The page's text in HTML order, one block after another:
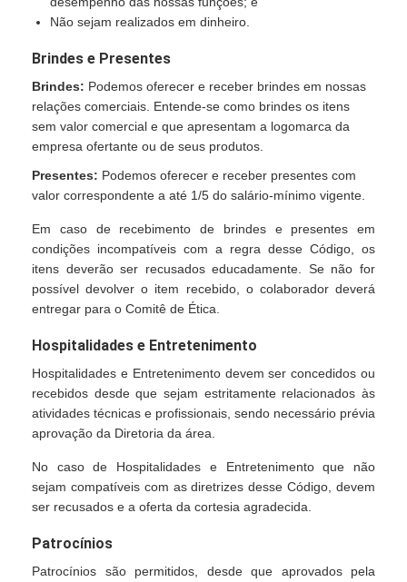
Não sejam realizados em dinheiro.
Brindes e Presentes
Brindes: Podemos oferecer e receber brindes em nossas
relações comerciais. Entende-se como brindes os itens
sem valor comercial e que apresentam a logomarca da
empresa ofertante ou de seus produtos.
Presentes: Podemos oferecer e receber presentes com
valor correspondente a até 1/5 do salário-mínimo vigente.
Em caso de recebimento de brindes e presentes em
condições incompatíveis com a regra desse Código, os
itens deverão ser recusados educadamente. Se não for
possível devolver o item recebido, o colaborador deverá
entregar para o Comitê de Ética.
Hospitalidades e Entretenimento
Hospitalidades e Entretenimento devem ser concedidos ou
recebidos desde que sejam estritamente relacionados às
atividades técnicas e profissionais, sendo necessário prévia
aprovação da Diretoria da área.
No caso de Hospitalidades e Entretenimento que não
sejam compatíveis com as diretrizes desse Código, devem
ser recusados e a oferta da cortesia agradecida.
Patrocínios
Patrocínios são permitidos, desde que aprovados pela